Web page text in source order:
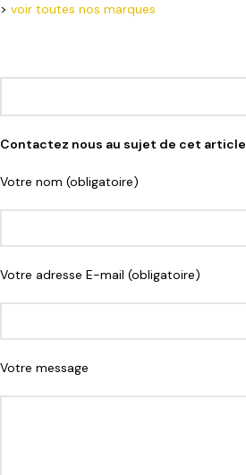
> voir toutes nos marques
Contactez nous au sujet de cet article
Votre nom (obligatoire)
Votre adresse E-mail (obligatoire)
Votre message